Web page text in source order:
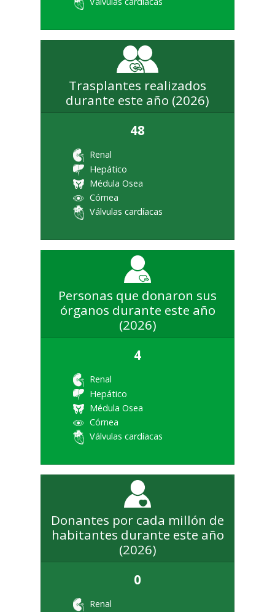
Trasplantes realizados
durante este año (2026)
48
Renal
Hepático
Médula Osea
Córnea
Válvulas cardíacas
Personas que donaron sus
órganos durante este año
(2026)
4
Renal
Hepático
Médula Osea
Córnea
Válvulas cardíacas
Donantes por cada millón de
habitantes durante este año
(2026)
0
Renal